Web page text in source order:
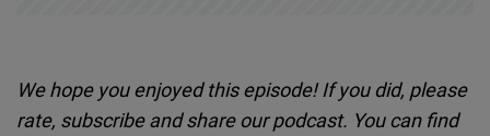
We hope you enjoyed this episode! If you did, please
rate, subscribe and share our podcast. You can find